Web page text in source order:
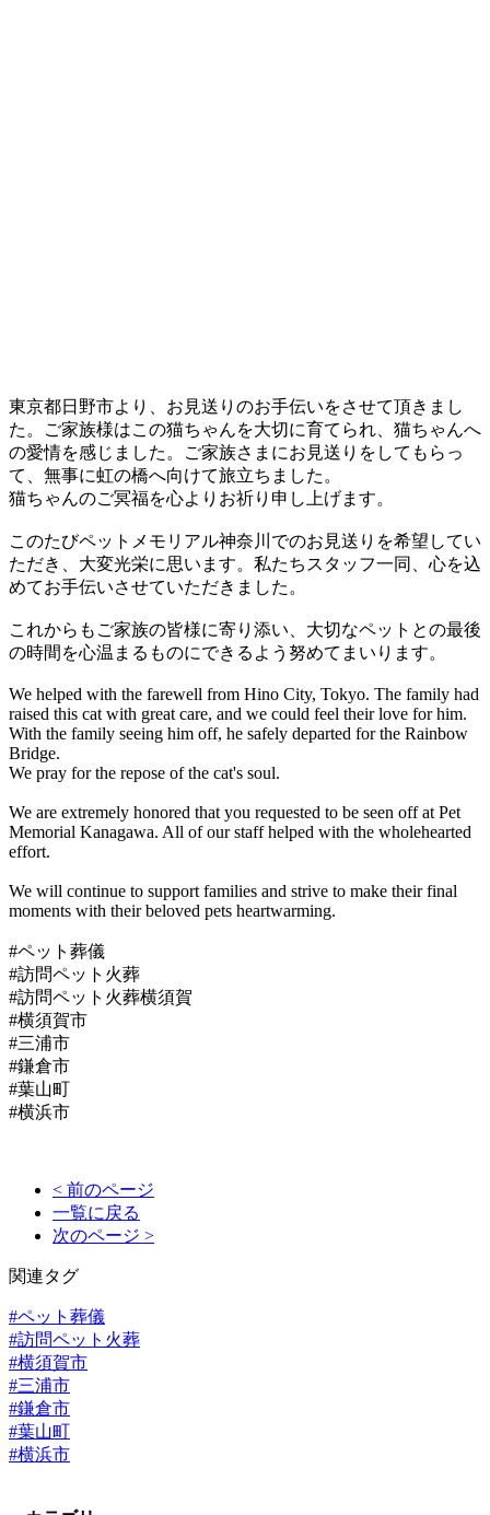
東京都日野市より、お見送りのお手伝いをさせて頂きまし
た。ご家族様はこの猫ちゃんを大切に育てられ、猫ちゃんへ
の愛情を感じました。ご家族さまにお見送りをしてもらっ
て、無事に虹の橋へ向けて旅立ちました。
猫ちゃんのご冥福を心よりお祈り申し上げます。
このたびペットメモリアル神奈川でのお見送りを希望してい
ただき、大変光栄に思います。私たちスタッフ一同、心を込
めてお手伝いさせていただきました。
これからもご家族の皆様に寄り添い、大切なペットとの最後
の時間を心温まるものにできるよう努めてまいります。
We helped with the farewell from Hino City, Tokyo. The family had
raised this cat with great care, and we could feel their love for him.
With the family seeing him off, he safely departed for the Rainbow
Bridge.
We pray for the repose of the cat's soul.
We are extremely honored that you requested to be seen off at Pet
Memorial Kanagawa. All of our staff helped with the wholehearted
effort.
We will continue to support families and strive to make their final
moments with their beloved pets heartwarming.
#ペット葬儀
#訪問ペット火葬
#訪問ペット火葬横須賀
#横須賀市
#三浦市
#鎌倉市
#葉山町
#横浜市
< 前のページ
一覧に戻る
次のページ >
関連タグ
#ペット葬儀
#訪問ペット火葬
#横須賀市
#三浦市
#鎌倉市
#葉山町
#横浜市